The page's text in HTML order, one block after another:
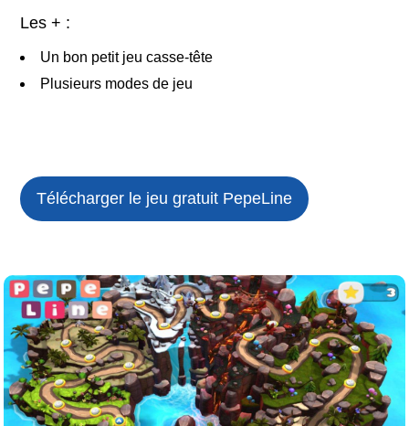
Les + :
Un bon petit jeu casse-tête
Plusieurs modes de jeu
Télécharger le jeu gratuit PepeLine